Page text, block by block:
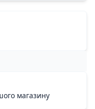
магазину